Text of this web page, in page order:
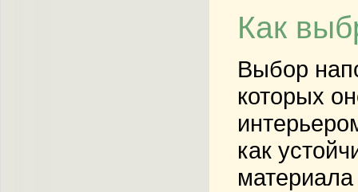
Как
Выбор
которых
как
материала